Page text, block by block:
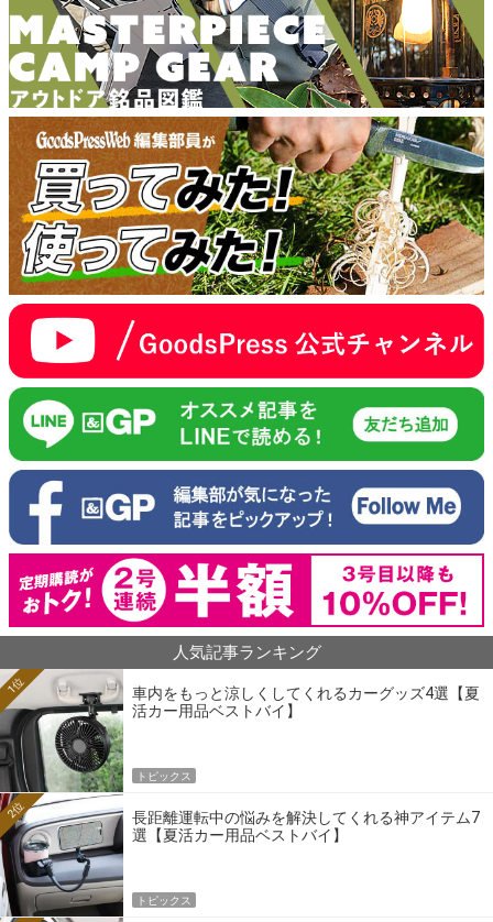
人気記事ランキング
車内をもっと涼しくしてくれるカーグッズ4選【夏
活カー用品ベストバイ】
1位
トピックス
長距離運転中の悩みを解決してくれる神アイテム7
選【夏活カー用品ベストバイ】
2位
トピックス